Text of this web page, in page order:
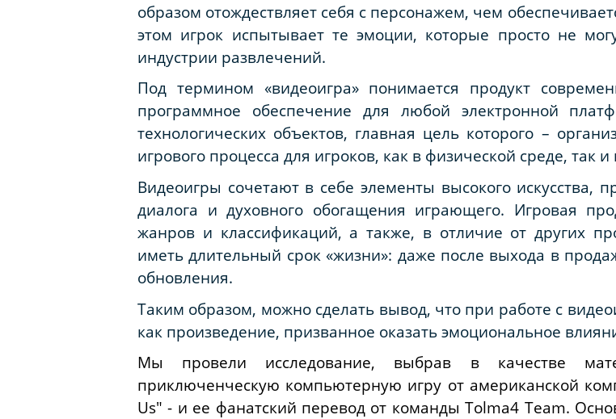
образом отождествляет себя с персонажем, чем
этом игрок испытывает те эмоции, которые просто не
индустрии развлечений.
Под термином «видеоигра» понимается продукт
программное обеспечение для любой электронной
технологических объектов, главная цель которого –
игрового процесса для игроков, как в физической среде, так и
Видеоигры сочетают в себе элементы высокого искусства,
диалога и духовного обогащения играющего. Игровая
жанров и классификаций, а также, в отличие от других
иметь длительный срок «жизни»: даже после выхода в
обновления.
Таким образом, можно сделать вывод, что при работе с
как произведение, призванное оказать эмоциональное
Мы провели исследование, выбрав в качестве
приключенческую компьютерную игру от американской
Us" - и ее фанатский перевод от команды Tolma4 Team.